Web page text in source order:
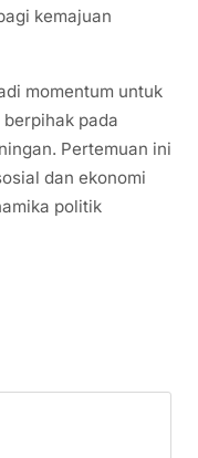
kemajuan
momentum untuk
pada
Pertemuan ini
dan ekonomi
politik